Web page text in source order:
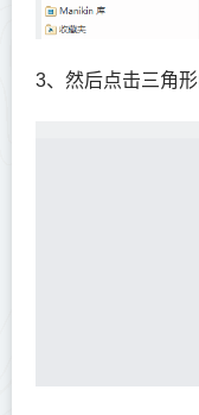
3、然后点击三角